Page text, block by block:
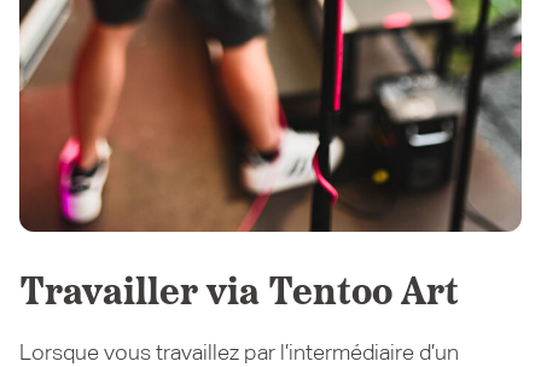
Travailler via Tentoo Art
Lorsque vous travaillez par l’intermédiaire d’un